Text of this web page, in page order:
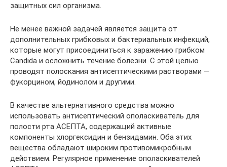
защитных сил организма.
Не менее важной задачей является защита от
дополнительных грибковых и бактериальных инфекций,
которые могут присоединиться к заражению грибком
Candida и осложнить течение болезни. С этой целью
проводят полоскания антисептическими растворами —
фукорцином, йодинолом и другими.
В качестве альтернативного средства можно
использовать антисептический ополаскиватель для
полости рта АСЕПТА, содержащий активные
компоненты хлоргексидин и бензидамин. Оба этих
вещества обладают широким противомикробным
действием. Регулярное применение ополаскивателей